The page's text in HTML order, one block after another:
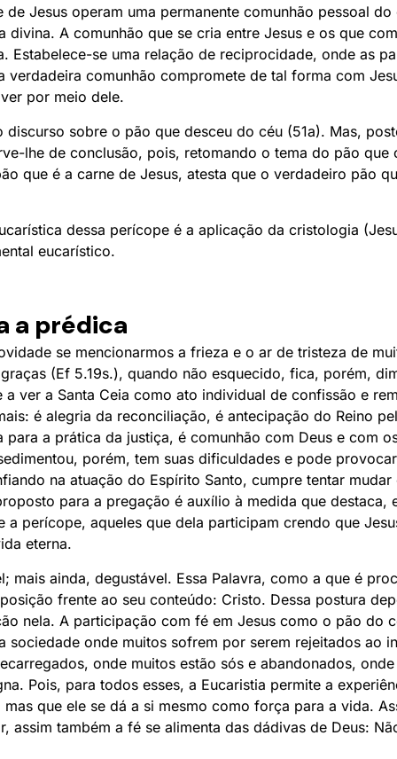
Jesus operam uma permanente comunhão pessoal
A comunhão que se cria entre Jesus e os que
Estabelece-se uma relação de reciprocidade, onde as
verdadeira comunhão compromete de tal forma com
por meio dele.
discurso sobre o pão que desceu do céu (51a). Mas,
lhe de conclusão, pois, retomando o tema do pão que
que é a carne de Jesus, atesta que o verdadeiro pão
dessa perícope é a aplicação da cristologia
eucarístico.
a prédica
se mencionarmos a frieza e o ar de tristeza de
(Ef 5.19s.), quando não esquecido, fica, porém,
a ver a Santa Ceia como ato individual de confissão e
é alegria da reconciliação, é antecipação do Reino
para a prática da justiça, é comunhão com Deus e com
porém, tem suas dificuldades e pode
na atuação do Espírito Santo, cumpre tentar
para a pregação é auxílio à medida que destaca,
a perícope, aqueles que dela participam crendo que
eterna.
mais ainda, degustável. Essa Palavra, como a que é
frente ao seu conteúdo: Cristo. Dessa postura
nela. A participação com fé em Jesus como o pão do
sociedade onde muitos sofrem por serem rejeitados ao
onde muitos estão sós e abandonados,
Pois, para todos esses, a Eucaristia permite a
que ele se dá a si mesmo como força para a vida.
assim também a fé se alimenta das dádivas de Deus: